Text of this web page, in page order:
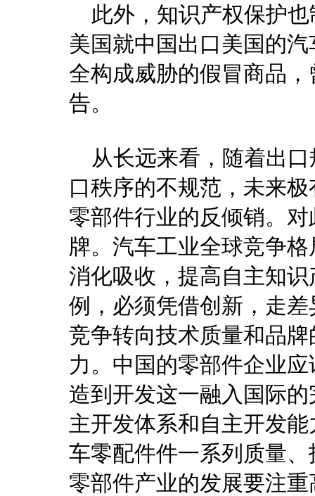
此外，知识产权保护也
美国就中国出口美国的
全构成威胁的假冒商品
告。
从长远来看，随着出口
口秩序的不规范，未来
零部件行业的反倾销。
牌。汽车工业全球竞争
消化吸收，提高自主知
例，必须凭借创新，走
竞争转向技术质量和品
力。中国的零部件企业
造到开发这一融入国际
主开发体系和自主开发
车零配件件一系列质量
零部件产业的发展要注